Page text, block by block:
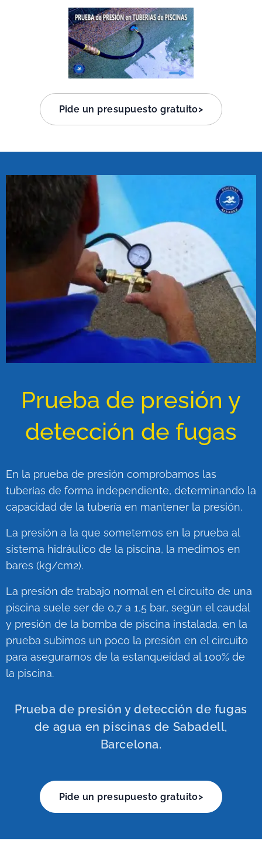
Pide un presupuesto gratuito>
Prueba de presión y
detección de fugas
En la prueba de presión comprobamos las
tuberías de forma independiente, determinando la
capacidad de la tubería en mantener la presión.
La presión a la que sometemos en la prueba al
sistema hidráulico de la piscina, la medimos en
bares (kg/cm2).
La presión de trabajo normal en el circuito de una
piscina suele ser de 0,7 a 1,5 bar., según el caudal
y presión de la bomba de piscina instalada, en la
prueba subimos un poco la presión en el circuito
para asegurarnos de la estanqueidad al 100% de
la piscina.
Prueba de presión y detección de fugas
de agua en piscinas de Sabadell,
Barcelona.
Pide un presupuesto gratuito>